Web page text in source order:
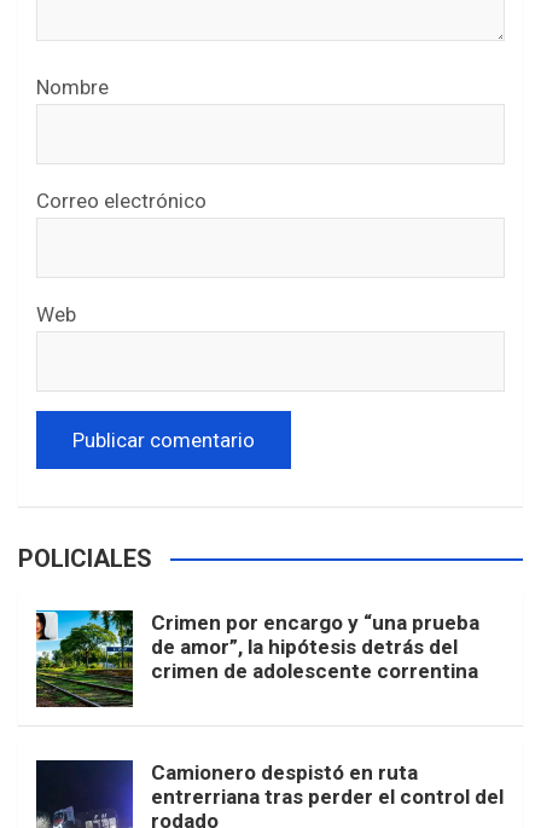
Nombre
Correo electrónico
Web
POLICIALES
Crimen por encargo y “una prueba
de amor”, la hipótesis detrás del
crimen de adolescente correntina
Camionero despistó en ruta
entrerriana tras perder el control del
rodado